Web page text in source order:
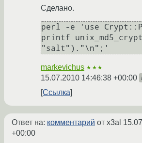
Сделано.
perl -e 'use
printf
markevichus ★★★
15.07.2010 14:46:38 +00:00
Ссылка
Ответ на: комментарий от x3al
+00:00